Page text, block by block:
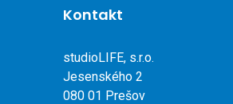
Kontakt
studioLIFE, s.r.o.
Jesenského 2
080 01 Prešov